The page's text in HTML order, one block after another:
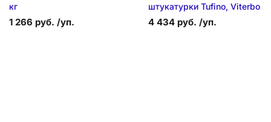
кг
1 266 руб. /уп.
штукатурки Tufino, Viterbo
4 434 руб. /уп.